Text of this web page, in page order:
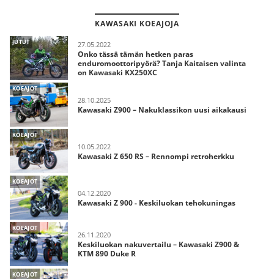
KAWASAKI KOEAJOJA
JUTUT 27.05.2022
Onko tässä tämän hetken paras
enduromoottoripyörä? Tanja Kaitaisen valinta
on Kawasaki KX250XC
KOEAJOT
28.10.2025
Kawasaki Z900 – Nakuklassikon uusi aikakausi
KOEAJOT
10.05.2022
Kawasaki Z 650 RS – Rennompi retroherkku
KOEAJOT
04.12.2020
Kawasaki Z 900 - Keskiluokan tehokuningas
KOEAJOT
26.11.2020
Keskiluokan nakuvertailu – Kawasaki Z900 &
KTM 890 Duke R
KOEAJOT